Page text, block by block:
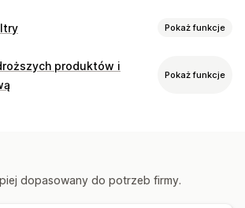
Pokaż funkcje
wyszukiwanie
produktów i
Pokaż funkcje
dopasowany do potrzeb firmy.